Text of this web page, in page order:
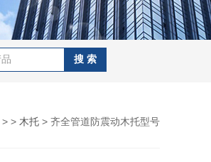
> > 木托 > 齐全管道防震动木托型号